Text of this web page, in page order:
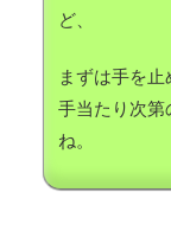
ど、
まずは手を
手当たり次第
ね。